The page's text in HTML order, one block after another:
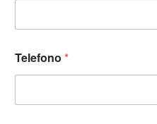
Telefono *